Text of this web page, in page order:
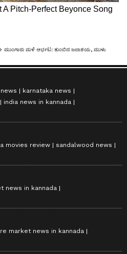
karnataka news
india news in kannada
movies review
sandalwood news
news in kannada
market news in kannada